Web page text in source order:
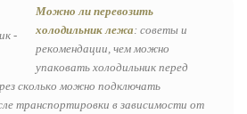
Можно ли перевозить
холодильник лежа: советы и
рекомендации, чем можно
упаковать холодильник перед
сколько можно подключать
транспортировки в зависимости от